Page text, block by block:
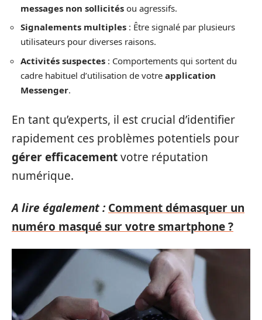
messages non sollicités ou agressifs.
Signalements multiples : Être signalé par plusieurs
utilisateurs pour diverses raisons.
Activités suspectes : Comportements qui sortent du
cadre habituel d’utilisation de votre application
Messenger.
En tant qu’experts, il est crucial d’identifier
rapidement ces problèmes potentiels pour
gérer efficacementvotre réputation
numérique.
A lire également : Comment démasquer un
numéro masqué sur votre smartphone ?